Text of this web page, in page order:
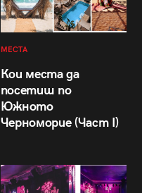
МЕСТА
Кои места да
посетиш по
Южното
Черноморие (Част I)